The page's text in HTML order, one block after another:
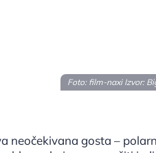
Foto: film-naxi Izvor:
neočekivana gosta –